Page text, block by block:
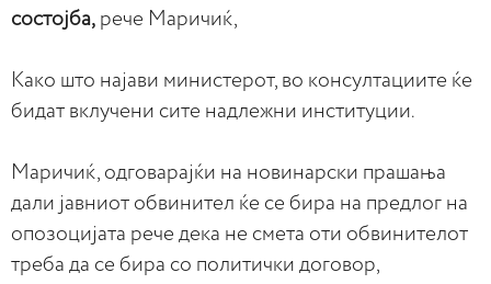
состојба, рече Маричиќ,
Како што најави министерот, во консултациите ќе
бидат вклучени сите надлежни институции.
Маричиќ, одговарајќи на новинарски прашања
дали јавниот обвинител ќе се бира на предлог на
опозоцијата рече дека не смета оти обвинителот
треба да се бира со политички договор,